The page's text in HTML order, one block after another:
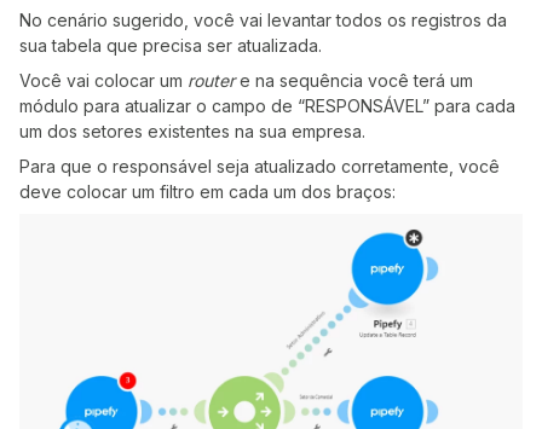
No cenário sugerido, você vai levantar todos os registros da
sua tabela que precisa ser atualizada.
Você vai colocar um routere na sequência você terá um
módulo para atualizar o campo de “RESPONSÁVEL” para cada
um dos setores existentes na sua empresa.
Para que o responsável seja atualizado corretamente, você
deve colocar um filtro em cada um dos braços: